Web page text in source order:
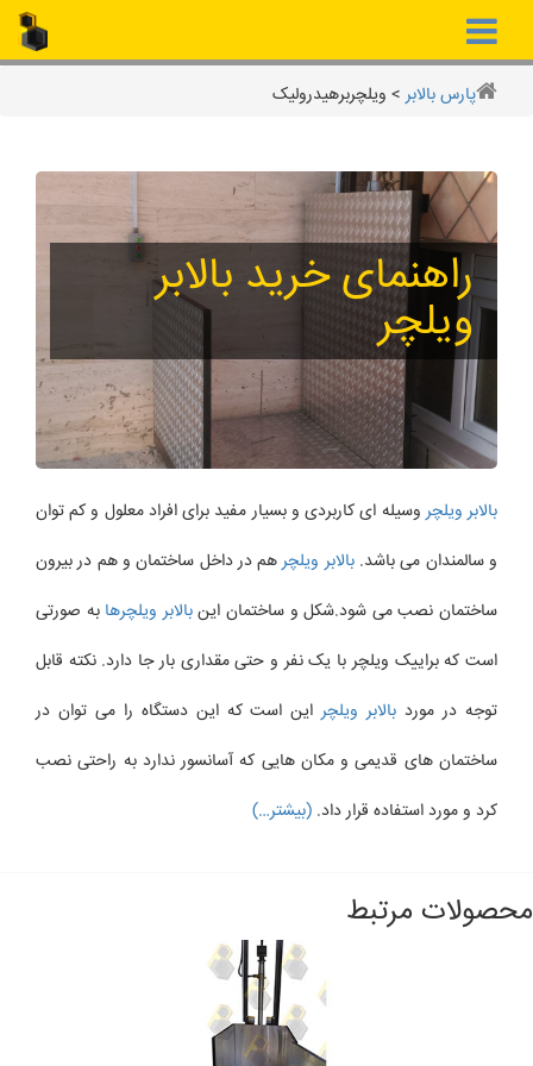
پارس بالابر> ویلچربرهیدرولیک
راهنمای خرید بالابر
ویلچر
بالابر ویلچروسیله ای کاربردی و بسیار مفید برای افراد معلول و کم توان
و سالمندان می باشد.بالابر ویلچرهم در داخل ساختمان و هم در بیرون
ساختمان نصب می شود.شکل و ساختمان اینبالابر ویلچرهابه صورتی
است که براییک ویلچر با یک نفر و حتی مقداری بار جا دارد. نکته قابل
توجه در موردبالابر ویلچراین است که این دستگاه را می توان در
ساختمان های قدیمی و مکان هایی که آسانسور ندارد به راحتی نصب
کرد و مورد استفاده قرار داد.(بیشتر…)
مرتبط